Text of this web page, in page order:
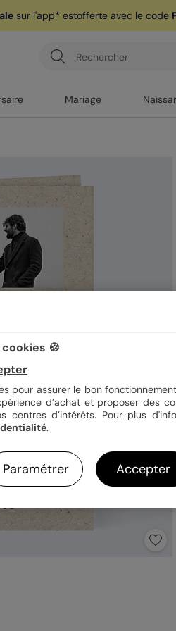
sur l'app* estofferte avec le code
Mariage
🍪
pour assurer le bon
d’achat et proposer des
centres d’intérêts. Pour plus
.
Paramétrer Accepter